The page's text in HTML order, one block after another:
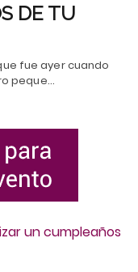
DE TU
fue ayer cuando
peque…